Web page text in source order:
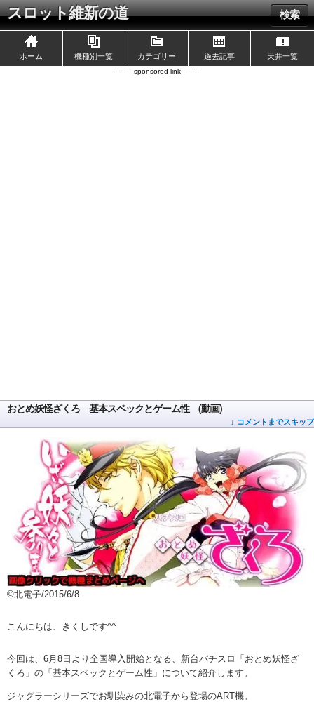
スロット維新の道 検索
ホーム 機種別一覧 カテゴリー 過去記事 天井一覧
----------sponsored link----------
おとめ妖怪ざくろ 基本スペックとゲーム性 (動画)
↓ コメントまでスキップ
©北電子/2015/6/8
こんにちは、きくしです^^
今回は、6月8日より全国導入開始となる、新台パチスロ「おとめ妖怪ざ
くろ」の「基本スペックとゲーム性」について紹介します。
ジャグラーシリーズでお馴染みの北電子から登場のART機。